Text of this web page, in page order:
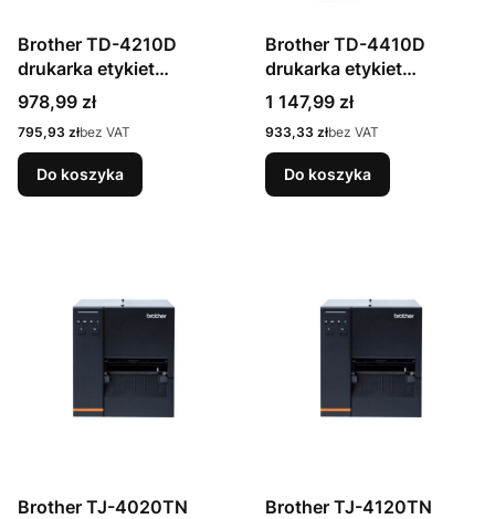
Brother TD-4210D
drukarka etykiet
bezpośrednio termiczny
203 x 203 DPI 203 mm/s
Przewodowa
Cena
978,99 zł
Cena
795,93 złbez VAT
Do koszyka
Brother TD-4410D
drukarka etykiet
bezpośrednio termiczny
203 x 203 DPI 203 mm/s
Przewodowa
Cena
1 147,99 zł
Cena
933,33 złbez VAT
Do koszyka
Brother TJ-4020TN
Brother TJ-4120TN